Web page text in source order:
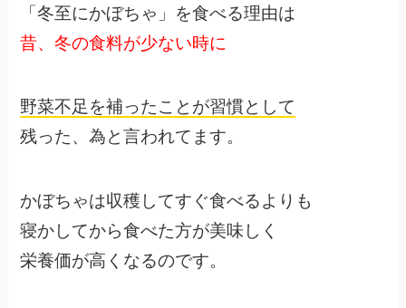
「冬至にかぼちゃ」を食べる理由は
昔、冬の食料が少ない時に
野菜不足を補ったことが習慣として
残った、為と言われてます。
かぼちゃは収穫してすぐ食べるよりも
寝かしてから食べた方が美味しく
栄養価が高くなるのです。